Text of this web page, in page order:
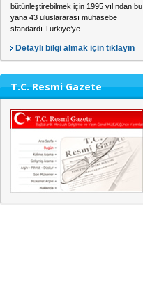
bütünleştirebilmek için 1995 yılından bu
yana 43 uluslararası muhasebe
standardı Türkiye’ye ...
Detaylı bilgi almak için tıklayın
T.C. Resmi Gazete